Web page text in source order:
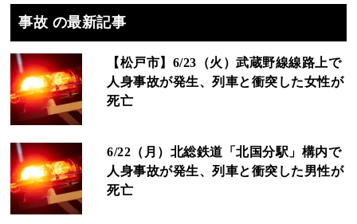
事故 の最新記事
【松戸市】6/23（火）武蔵野線線路上で
人身事故が発生、列車と衝突した女性が
死亡
6/22（月）北総鉄道「北国分駅」構内で
人身事故が発生、列車と衝突した男性が
死亡